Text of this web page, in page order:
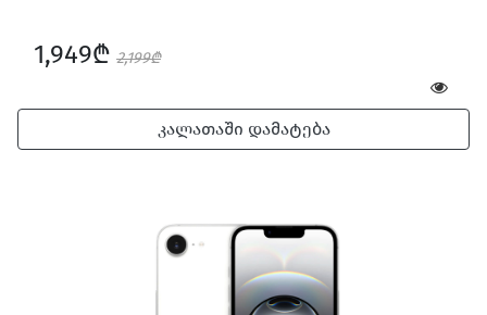
1,949₾ 2,199₾
კალათაში დამატება